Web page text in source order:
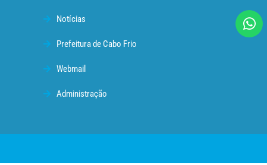
Notícias
Prefeitura de Cabo Frio
Webmail
Administração